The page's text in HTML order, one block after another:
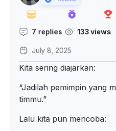
7 replies 133 views
July 8, 2025
Kita sering diajarkan:
“Jadilah pemimpin yang
timmu.”
Lalu kita pun mencoba: